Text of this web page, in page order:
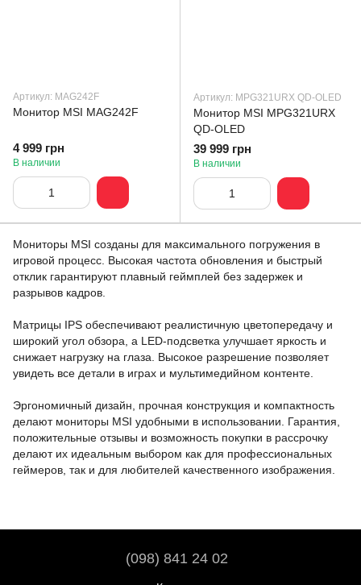
Артикул: MAG242F
Монитор MSI MAG242F
4 999 грн
В наличии
Артикул: MPG321URX QD-OLED
Монитор MSI MPG321URX
QD-OLED
39 999 грн
В наличии
Мониторы MSI созданы для максимального погружения в
игровой процесс. Высокая частота обновления и быстрый
отклик гарантируют плавный геймплей без задержек и
разрывов кадров.
Матрицы IPS обеспечивают реалистичную цветопередачу и
широкий угол обзора, а LED-подсветка улучшает яркость и
снижает нагрузку на глаза. Высокое разрешение позволяет
увидеть все детали в играх и мультимедийном контенте.
Эргономичный дизайн, прочная конструкция и компактность
делают мониторы MSI удобными в использовании. Гарантия,
положительные отзывы и возможность покупки в рассрочку
делают их идеальным выбором как для профессиональных
геймеров, так и для любителей качественного изображения.
(098) 841 24 02